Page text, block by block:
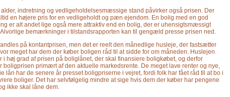
alder, indretning og vedligeholdelsesmæssige stand påvirker også prisen. Der
en højere pris for en vedligeholdt og pæn ejendom. En bolig med en god
er alt andet lige også mere attraktiv end en bolig, der er uhensigtsmæssigt
bemærkninger i tilstandsrapporten kan til gengæld presse prisen ned.
på kontantprisen, men det er reelt den månedlige husleje, der fastsætter
meget har dem der køber boligen råd til at sidde for om måneden. Huslejen
i høj grad af prisen på boliglånet, der skal finansiere boligkøbet, og derfor
boligprisen primært af den aktuelle markedsrente. De meget lave renter og nye,
lån har de senere år presset boligpriserne i vejret, fordi folk har fået råd til at bo i
boliger. Det har selvfølgelig mindre at sige hvis dem der køber har pengene
ikke skal låne dem.